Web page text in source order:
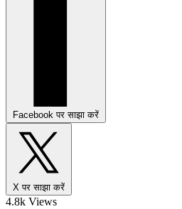
Facebook पर साझा करें
X पर साझा करें
4.8k Views